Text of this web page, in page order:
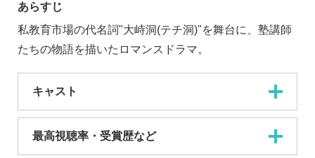
あらすじ
私教育市場の代名詞"大峙洞(テチ洞)"を舞台に、塾講師
たちの物語を描いたロマンスドラマ。
キャスト
最高視聴率・受賞歴など